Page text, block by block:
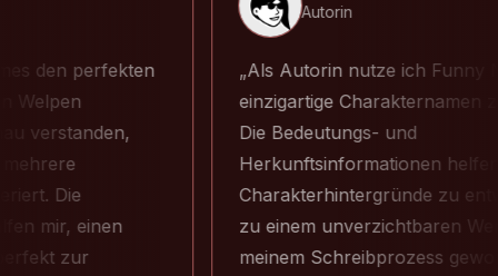
perfekten
Die
einen
zur
Autorin
Als Autorin nutze ich Funny
einzigartige Charakternamen zu
Die Bedeutungs- und
Herkunftsinformationen helfen
Charakterhintergründe zu
zu einem unverzichtbaren
meinem Schreibprozess